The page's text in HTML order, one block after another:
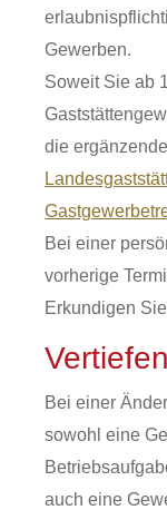
Gewerben.
Soweit Sie ab
die
Bei einer
vorherige
Erkundigen
Bei einer
sowohl eine
auch eine